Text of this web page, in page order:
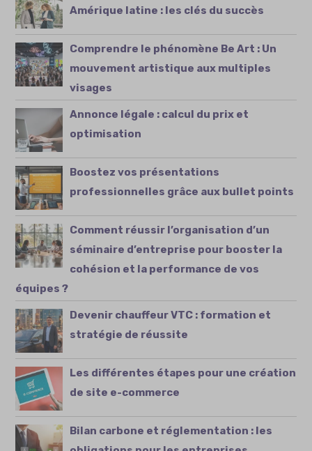
Amérique latine : les clés du succès
Comprendre le phénomène Be Art : Un
mouvement artistique aux multiples
visages
Annonce légale : calcul du prix et
optimisation
Boostez vos présentations
professionnelles grâce aux bullet points
Comment réussir l’organisation d’un
séminaire d’entreprise pour booster la
cohésion et la performance de vos
équipes ?
Devenir chauffeur VTC : formation et
stratégie de réussite
Les différentes étapes pour une création
de site e-commerce
Bilan carbone et réglementation : les